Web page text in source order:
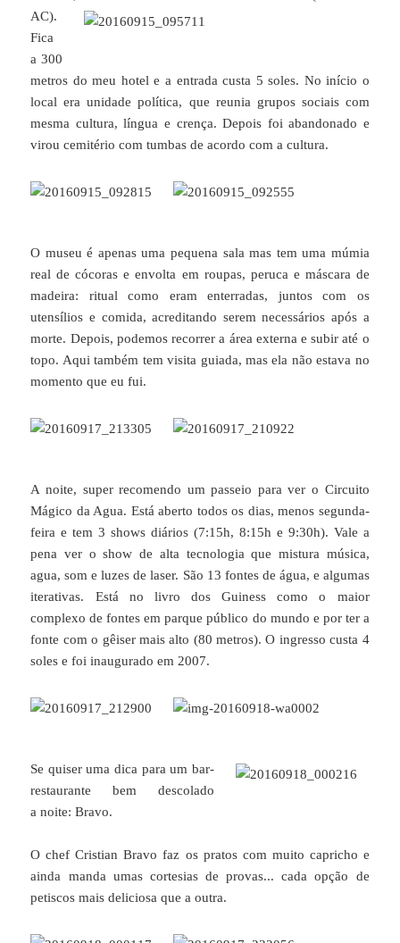
AC).
Fica
a 300
metros do meu hotel e a entrada custa 5 soles. No início o
local era unidade política, que reunia grupos sociais com
mesma cultura, língua e crença. Depois foi abandonado e
virou cemitério com tumbas de acordo com a cultura.
O museu é apenas uma pequena sala mas tem uma múmia
real de cócoras e envolta em roupas, peruca e máscara de
madeira: ritual como eram enterradas, juntos com os
utensílios e comida, acreditando serem necessários após a
morte. Depois, podemos recorrer a área externa e subir até o
topo. Aqui também tem visita guiada, mas ela não estava no
momento que eu fui.
A noite, super recomendo um passeio para ver o Circuito
Mágico da Agua. Está aberto todos os dias, menos segunda-
feira e tem 3 shows diários (7:15h, 8:15h e 9:30h). Vale a
pena ver o show de alta tecnologia que mistura música,
agua, som e luzes de laser. São 13 fontes de água, e algumas
iterativas. Está no livro dos Guiness como o maior
complexo de fontes em parque público do mundo e por ter a
fonte com o gêiser mais alto (80 metros). O ingresso custa 4
soles e foi inaugurado em 2007.
Se quiser uma dica para um bar-
restaurante bem descolado
a noite: Bravo.
O chef Cristian Bravo faz os pratos com muito capricho e
ainda manda umas cortesias de provas... cada opção de
petiscos mais deliciosa que a outra.